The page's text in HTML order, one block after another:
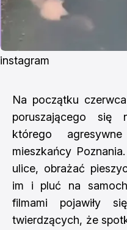
instagram
Na początku
poruszającego się
którego
mieszkańcy
ulice, obrażać
im i pluć na
filmami pojawiły
twierdzących, że